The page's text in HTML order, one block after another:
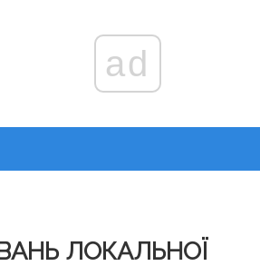
ad
ЛОКАЛЬНОЇ